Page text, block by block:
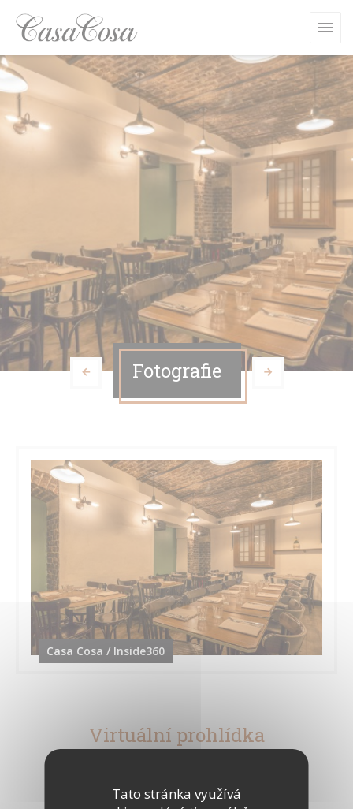
Tato stránka využívá
Fotografie
Casa Cosa / Inside360
Virtuální prohlídka